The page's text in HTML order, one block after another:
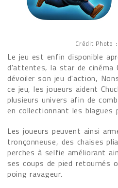
Crédit Photo
Le jeu est enfin disponible
d'attentes, la star de cinéma
dévoiler son jeu d'action,
ce jeu, les joueurs aident
plusieurs univers afin de
en collectionnant les blagues
Les joueurs peuvent ainsi
tronçonneuse, des chaises
perches à selfie améliorant
ses coups de pied retournés
poing ravageur.